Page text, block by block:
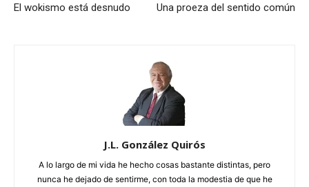
El wokismo está desnudo Una proeza del sentido común
J.L. González Quirós
A lo largo de mi vida he hecho cosas bastante distintas, pero
nunca he dejado de sentirme, con toda la modestia de que he